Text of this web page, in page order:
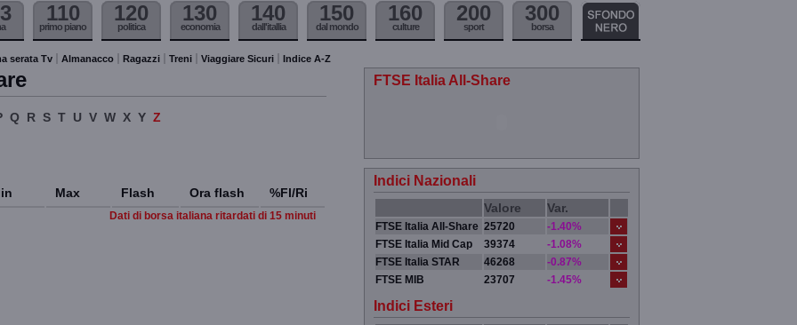
110
primo piano
120
politica
130
economia
140
dall'itallia
150
dal mondo
160
culture
200
sport
300
borsa
serata Tv Almanacco Ragazzi Treni Viaggiare Sicuri Indice A-Z
Q R S T U V W X Y Z
Max Flash Ora flash %Fl/Ri
Dati di borsa italiana ritardati di 15 minuti
FTSE Italia All-Share
Indici Nazionali
Valore Var.
FTSE Italia All-Share 25720
-1.40%
FTSE Italia Mid Cap
39374
-1.08%
FTSE Italia STAR
46268
-0.87%
FTSE MIB
23707 -1.45%
Indici Esteri